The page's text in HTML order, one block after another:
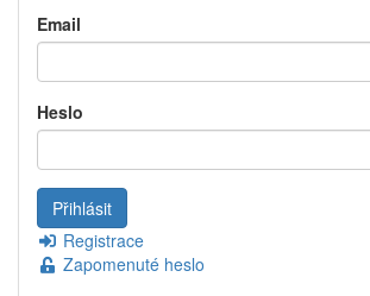
Email
Heslo
Registrace
Zapomenuté heslo